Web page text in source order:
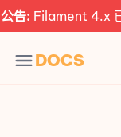
:Filament 4.x 已正
DOCS